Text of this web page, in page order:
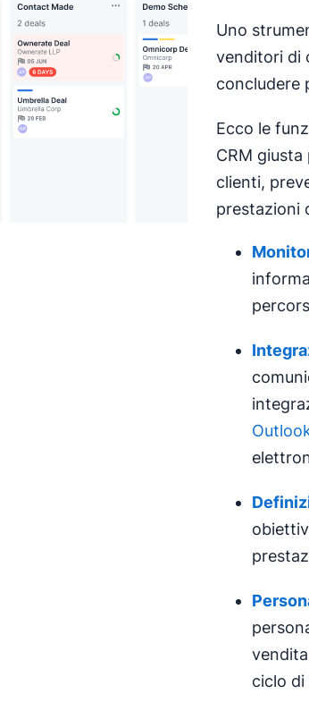
Uno
venditori di
concludere
Ecco le
CRM
clienti,
prestazioni
ciclo di